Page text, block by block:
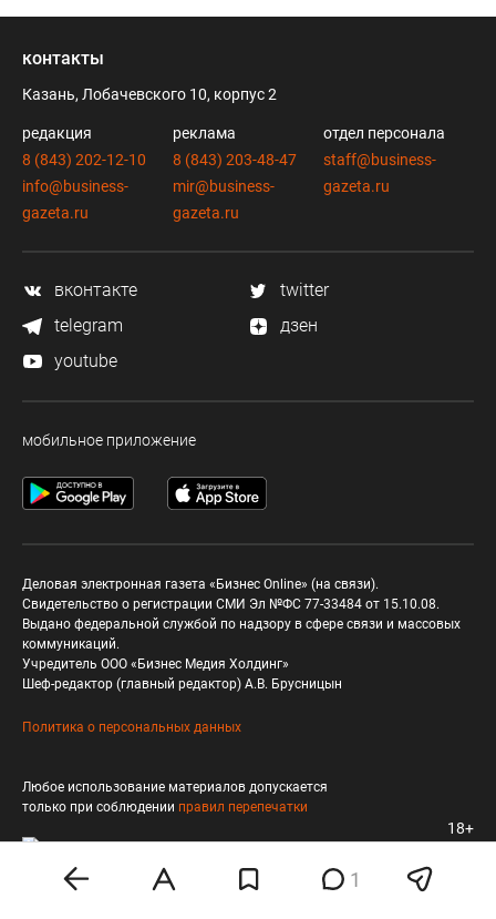
1
контакты
Казань, Лобачевского 10, корпус 2
редакция
8 (843) 202-12-10
info@business-
gazeta.ru
реклама
8 (843) 203-48-47
mir@business-
gazeta.ru
отдел персонала
staff@business-
gazeta.ru
вконтакте
twitter
telegram
дзен
youtube
мобильное приложение
Деловая электронная газета «Бизнес Online» (на связи).
Свидетельство о регистрации СМИ Эл №ФС 77-33484 от 15.10.08.
Выдано федеральной службой по надзору в сфере связи и массовых
коммуникаций.
Учредитель ООО «Бизнес Медия Холдинг»
Шеф-редактор (главный редактор) А.В. Брусницын
Политика о персональных данных
Любое использование материалов допускается
только при соблюдении правил перепечатки
18+